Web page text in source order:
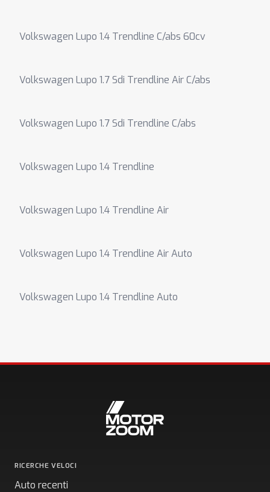
Volkswagen Lupo 1.4 Trendline C/abs 60cv
Volkswagen Lupo 1.7 Sdi Trendline Air C/abs
Volkswagen Lupo 1.7 Sdi Trendline C/abs
Volkswagen Lupo 1.4 Trendline
Volkswagen Lupo 1.4 Trendline Air
Volkswagen Lupo 1.4 Trendline Air Auto
Volkswagen Lupo 1.4 Trendline Auto
RICERCHE VELOCI
Auto recenti